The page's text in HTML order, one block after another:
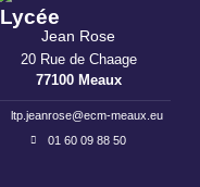
Lycée
Jean Rose
20 Rue de Chaage
77100 Meaux
ltp.jeanrose@ecm-meaux.eu
01 60 09 88 50